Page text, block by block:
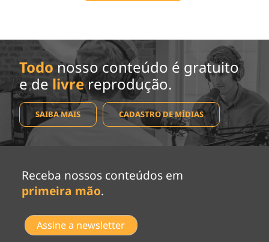
Todo nosso conteúdo é gratuito
e de livrereprodução.
SAIBA MAIS CADASTRO DE MÍDIAS
Receba nossos conteúdos em
primeira mão.
Assine a newsletter